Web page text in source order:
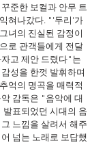
준한 보컬과 안무 트
혀나갔다. "'두리'가
녀의 진실된 감정이
로 관객들에게 전달
고 제안 드렸다"는
성을 한껏 발휘하며
억의 명곡을 매력적
감독은 "음악에 대
발표되었던 시대의 음
느낌을 살려서 해주
넘는 노래로 보답했